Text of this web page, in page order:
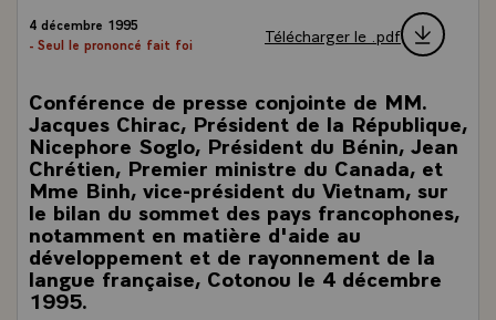
4 décembre 1995
- Seul le prononcé fait foi
Télécharger le .pdf
Conférence de presse conjointe de MM.
Jacques Chirac, Président de la République,
Nicephore Soglo, Président du Bénin, Jean
Chrétien, Premier ministre du Canada, et
Mme Binh, vice-président du Vietnam, sur
le bilan du sommet des pays francophones,
notamment en matière d'aide au
développement et de rayonnement de la
langue française, Cotonou le 4 décembre
1995.